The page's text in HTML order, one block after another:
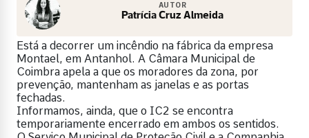
AUTOR
Patrícia Cruz Almeida
Está a decorrer um incêndio na fábrica da empresa
Montael, em Antanhol. A Câmara Municipal de
Coimbra apela a que os moradores da zona, por
prevenção, mantenham as janelas e as portas
fechadas.
Informamos, ainda, que o IC2 se encontra
temporariamente encerrado em ambos os sentidos.